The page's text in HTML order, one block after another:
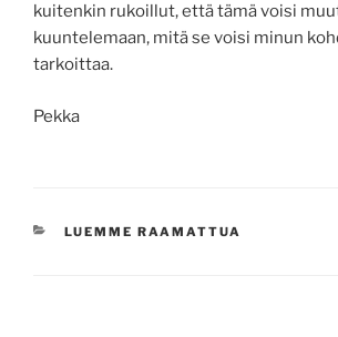
kuitenkin rukoillut, että tämä voisi
kuuntelemaan, mitä se voisi minun
tarkoittaa.
Pekka
KATEGORIAT
LUEMME RAAMATTUA